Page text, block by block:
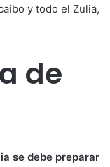
y todo el Zulia,
de
se debe preparar